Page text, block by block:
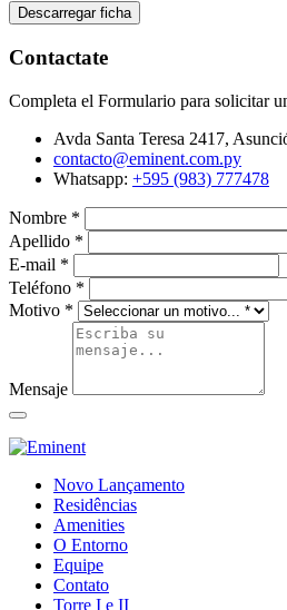
Descarregar ficha
Contactate
Completa el Formulario para solicitar
Avda Santa Teresa 2417,
contacto@eminent.com.py
Whatsapp: +595 (983) 777478
Nombre *
Apellido *
E-mail *
Teléfono *
Motivo *
Mensaje
Novo Lançamento
Residências
Amenities
O Entorno
Equipe
Contato
Torre I e II